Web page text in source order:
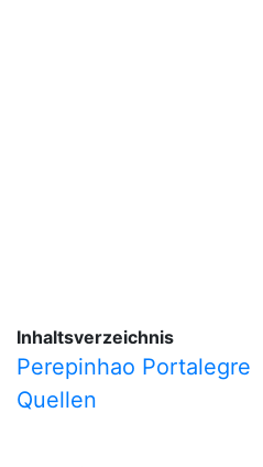
Inhaltsverzeichnis
Perepinhao Portalegre
Quellen